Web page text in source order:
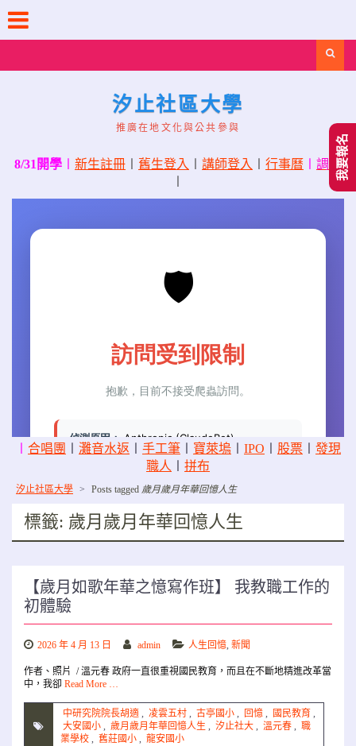
content
汐止社區大學
推廣在地文化與公共參與
8/31開學 新生註冊 舊生登入 講師登入 行事曆
調課
合唱團 灘音水返 手工筆 寶萊塢 IPO 股票
發現
職人
拼布
汐止社區大學 > Posts tagged 歲月歲月年華回憶人生
標籤: 歲月歲月年華回憶人生
【歲月如歌年華之憶寫作班】 我教職工作的
初體驗
2026 年 4 月 13 日 admin 人生回憶, 新聞
作者、照片 / 溫元春 政府一直很重視國民教育，而且在不斷地精進改革當
中，我卻 Read More …
中研究院院長胡適 , 凌雲五村 , 古亭國小 , 回憶 , 國民教育 ,
大安國小 , 歲月歲月年華回憶人生 , 汐止社大 , 溫元春 , 職
業學校 , 舊莊國小 , 龍安國小
我要報名